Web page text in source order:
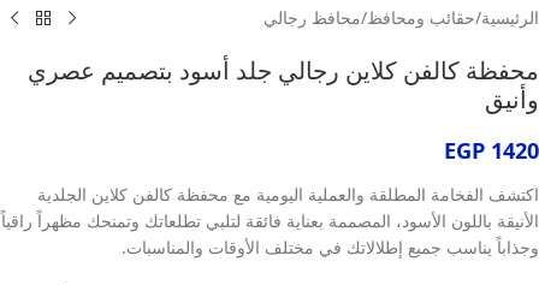
الرئيسية/حقائب ومحافظ/محافظ رجالي
محفظة كالفن كلاين رجالي جلد أسود بتصميم عصري
وأنيق
EGP 1420
اكتشف الفخامة المطلقة والعملية اليومية مع محفظة كالفن كلاين الجلدية
الأنيقة باللون الأسود، المصممة بعناية فائقة لتلبي تطلعاتك وتمنحك مظهراً راقياً
وجذاباً يناسب جميع إطلالاتك في مختلف الأوقات والمناسبات.